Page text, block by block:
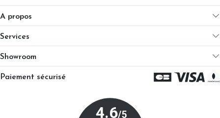
A propos
Services
Showroom
Paiement sécurisé